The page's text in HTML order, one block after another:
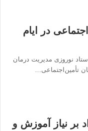
در ایام
نوروزی مدیریت درمان
تأمین‌اجتماعی…
بر نیاز آموزش و